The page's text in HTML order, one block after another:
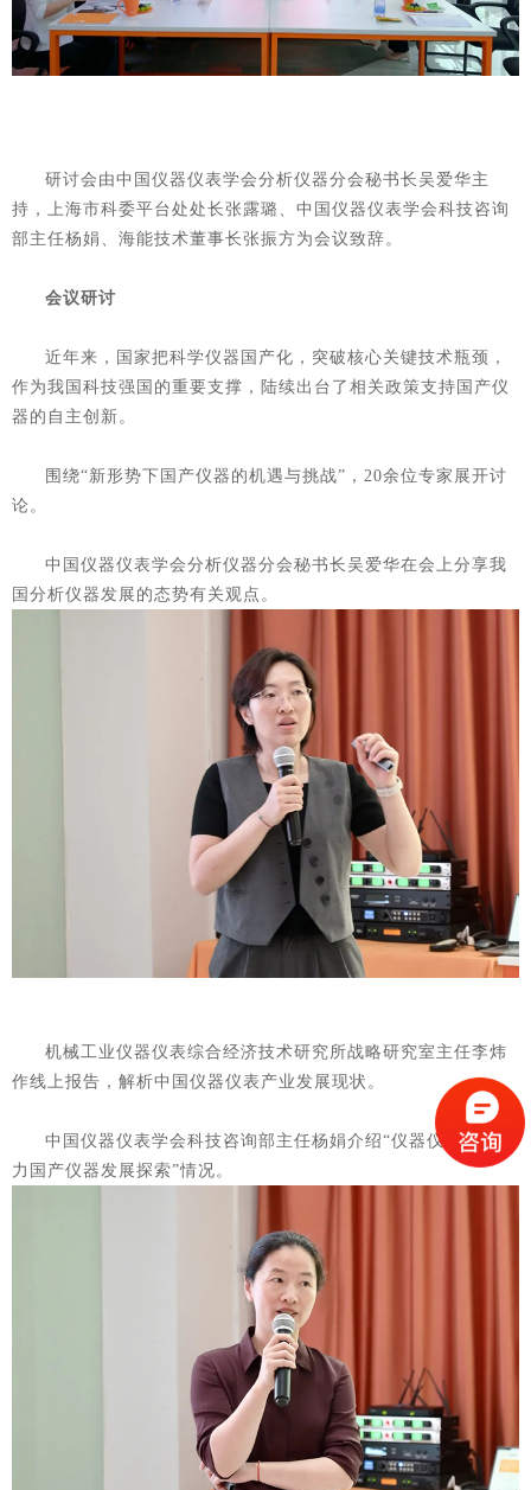
研讨会由中国仪器仪表学会分析仪器分会秘书长吴爱华主
持，上海市科委平台处处长张露璐、中国仪器仪表学会科技咨询
部主任杨娟、海能技术董事长张振方为会议致辞。
会议研讨
近年来，国家把科学仪器国产化，突破核心关键技术瓶颈，
作为我国科技强国的重要支撑，陆续出台了相关政策支持国产仪
器的自主创新。
围绕“新形势下国产仪器的机遇与挑战”，20余位专家展开讨
论。
中国仪器仪表学会分析仪器分会秘书长吴爱华在会上分享我
国分析仪器发展的态势有关观点。
机械工业仪器仪表综合经济技术研究所战略研究室主任李炜
作线上报告，解析中国仪器仪表产业发展现状。
中国仪器仪表学会科技咨询部主任杨娟介绍“仪器仪表学会助
力国产仪器发展探索”情况。